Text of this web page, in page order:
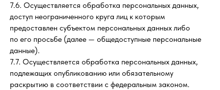
7.6. Осуществляется обработка персональных данных,
доступ неограниченного круга лиц к которым
предоставлен субъектом персональных данных либо
по его просьбе (далее — общедоступные персональные
данные).
7.7. Осуществляется обработка персональных данных,
подлежащих опубликованию или обязательному
раскрытию в соответствии с федеральным законом.